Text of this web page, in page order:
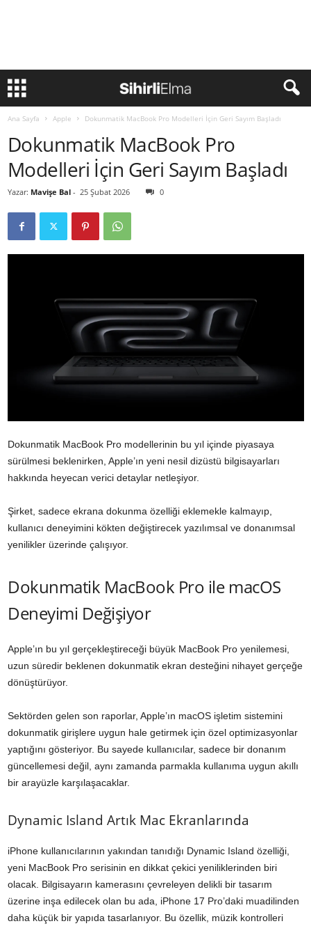
Ana Sayfa Apple Dokunmatik MacBook Pro Modelleri İçin Geri Sayım Başladı
Dokunmatik MacBook Pro
Modelleri İçin Geri Sayım Başladı
Yazar: Mavişe Bal - 25 Şubat 2026 0
Dokunmatik MacBook Pro modellerinin bu yıl içinde piyasaya
sürülmesi beklenirken, Apple’ın yeni nesil dizüstü bilgisayarları
hakkında heyecan verici detaylar netleşiyor.
Şirket, sadece ekrana dokunma özelliği eklemekle kalmayıp,
kullanıcı deneyimini kökten değiştirecek yazılımsal ve donanımsal
yenilikler üzerinde çalışıyor.
Dokunmatik MacBook Pro ile macOS
Deneyimi Değişiyor
Apple’ın bu yıl gerçekleştireceği büyük MacBook Pro yenilemesi,
uzun süredir beklenen dokunmatik ekran desteğini nihayet gerçeğe
dönüştürüyor.
Sektörden gelen son raporlar, Apple’ın macOS işletim sistemini
dokunmatik girişlere uygun hale getirmek için özel optimizasyonlar
yaptığını gösteriyor. Bu sayede kullanıcılar, sadece bir donanım
güncellemesi değil, aynı zamanda parmakla kullanıma uygun akıllı
bir arayüzle karşılaşacaklar.
Dynamic Island Artık Mac Ekranlarında
iPhone kullanıcılarının yakından tanıdığı Dynamic Island özelliği,
yeni MacBook Pro serisinin en dikkat çekici yeniliklerinden biri
olacak. Bilgisayarın kamerasını çevreleyen delikli bir tasarım
üzerine inşa edilecek olan bu ada, iPhone 17 Pro’daki muadilinden
daha küçük bir yapıda tasarlanıyor. Bu özellik, müzik kontrolleri